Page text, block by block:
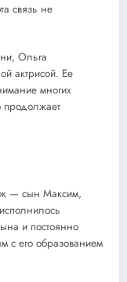
связь не
Ольга
актрисой. Ее
многих
продолжает
— сын Максим,
и постоянно
с его образованием